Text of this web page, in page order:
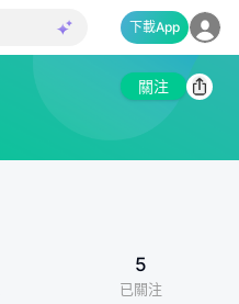
下載App
關注
5
已關注